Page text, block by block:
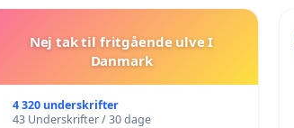
Nej tak til fritgående ulve I
Danmark
4 320 underskrifter
43 Underskrifter / 30 dage